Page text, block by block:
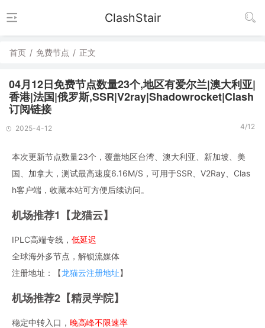
ClashStair
首页 / 免费节点 / 正文
04月12日免费节点数量23个,地区有爱尔兰|澳大利亚|
香港|法国|俄罗斯,SSR|V2ray|Shadowrocket|Clash
订阅链接
2025-4-12 4/12
本次更新节点数量23个，覆盖地区台湾、澳大利亚、新加坡、美
国、加拿大，测试最高速度6.16M/S，可用于SSR、V2Ray、Clas
h客户端，收藏本站可方便后续访问。
机场推荐1【龙猫云】
IPLC高端专线， 低延迟
全球海外多节点，解锁流媒体
注册地址：【龙猫云注册地址】
机场推荐2【精灵学院】
稳定中转入口， 晚高峰不限速率